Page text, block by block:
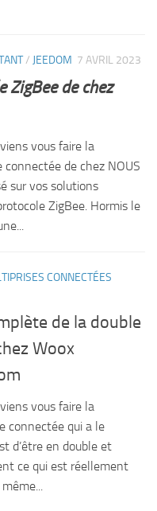
/ JEEDOM 7 AVRIL 2023
ZigBee de chez
vous faire la
de chez NOUS
sur vos solutions
ZigBee. Hormis le
CONNECTÉES
de la double
Woox
vous faire la
connectée qui a le
d’être en double et
ce qui est réellement